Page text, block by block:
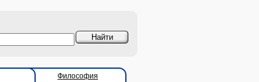
Философия